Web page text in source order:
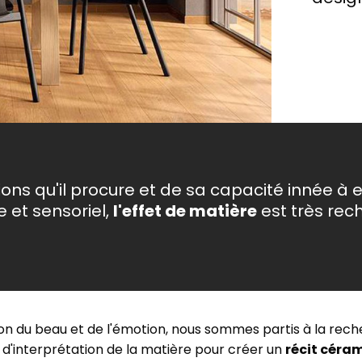
effet marbre brillant et satiné,
Un format qui
des wall tiles et qui
Nous avons réparti les tendances les plus visionnaires
de la prochaine saison en quatre styles uniques
dédiés à tous ceux qui ne recherchent pas seulement
un revêtement mais aussi une émotion.
est un bien précieux et
Nous réalisons des
pensant à
qui nous entoure.
Chaque projet naît de
recherche et de
nouvelles techniques et
qu'il procure et de sa capacité innée à
et sensoriel, l'effet de matière est très
du beau et de l'émotion, nous sommes partis à la
de la matière pour créer un récit